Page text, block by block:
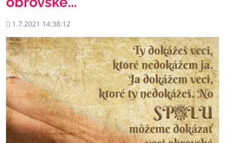
Pridané
1.7.2021 14:38:12